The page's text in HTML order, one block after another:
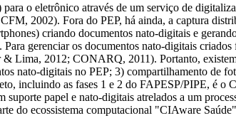
o eletrônico através de um serviço de
2002). Fora do PEP, há ainda, a captura
criando documentos nato-digitais e
gerenciar os documentos nato-digitais criados
Lima, 2012; CONARQ, 2011). Portanto,
nato-digitais no PEP; 3) compartilhamento de
incluindo as fases 1 e 2 do FAPESP/PIPE, é o
papel e nato-digitais atrelados a um
ecossistema computacional "CIAware Saúde"